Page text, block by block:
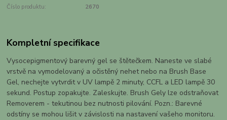
Číslo produktu: 2670
Kompletní specifikace
Vysocepigmentový barevný gel se štětečkem. Naneste ve slabé
vrstvě na vymodelovaný a očistěný nehet nebo na Brush Base
Gel, nechejte vytvrdit v UV lampě 2 minuty, CCFL a LED lampě 30
sekund. Postup zopakujte. Zaleskujte. Brush Gely lze odstraňovat
Removerem - tekutinou bez nutnosti pilování. Pozn.: Barevné
odstíny se mohou lišit v závislosti na nastavení vašeho monitoru.